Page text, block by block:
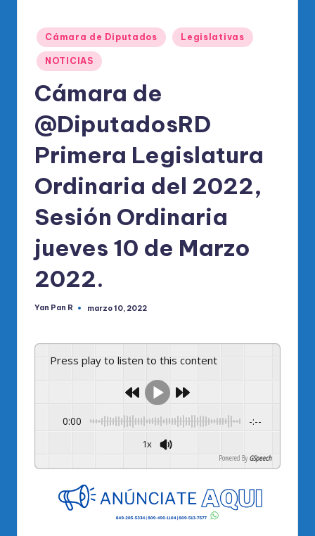
O
fi
ci
al
el
R
M
Publicado
en
Cámara de Diputados Legislativas
NOTICIAS
Cámara de
@DiputadosRD
Primera Legislatura
Ordinaria del 2022,
Sesión Ordinaria
jueves 10 de Marzo
2022.
Publicado
Yan Pan R marzo 10, 2022
Press play to listen to this content
0:00 -:--
1x
Powered By GSpeech